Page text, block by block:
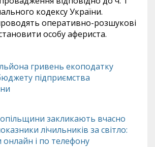
кодексу України.
оперативно-розшукові
особу афериста.
гривень екоподатку
підприємства
закликають вчасно
лічильників за світло:
онлайн і по телефону